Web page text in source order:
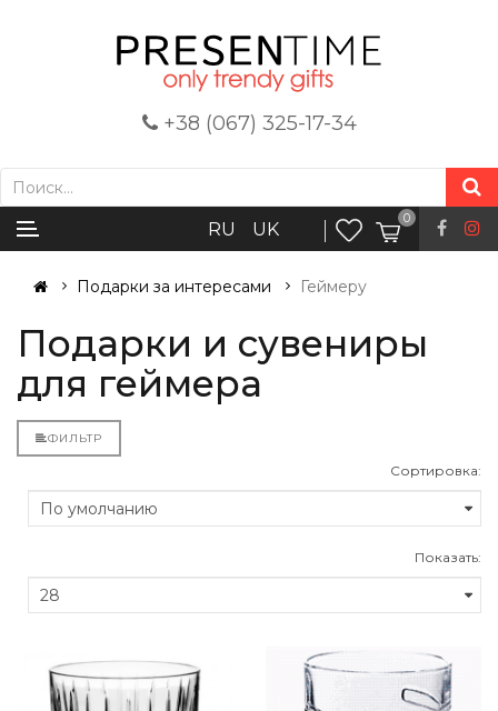
+38 (067) 325-17-34
RU UK
0
Подарки за интересами Геймеру
Подарки и сувениры
для геймера
ФИЛЬТР
Сортировка:
Показать: